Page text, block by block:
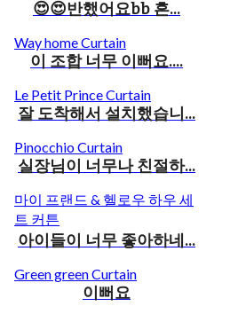
😍😍반했어요bb 흔...
Way home Curtain
이 조합 너무 이뻐요....
Le Petit Prince Curtain
잘 도착해서 설치했습니...
Pinocchio Curtain
실장님이 너무나 친절하...
마이 프랜드 & 헬로우 하우 세
트 커튼
아이들이 너무 좋아하네...
Green green Curtain
이뻐요